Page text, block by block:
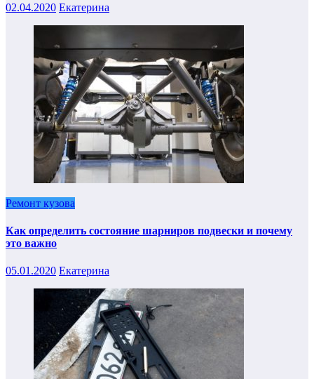
02.04.2020 Екатерина
Ремонт кузова
Как определить состояние шарниров подвески и почему
это важно
05.01.2020 Екатерина